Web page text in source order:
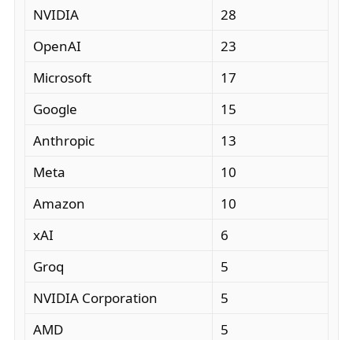
NVIDIA
28
OpenAI
23
Microsoft
17
Google
15
Anthropic
13
Meta
10
Amazon
10
xAI
6
Groq
5
NVIDIA Corporation
5
AMD
5